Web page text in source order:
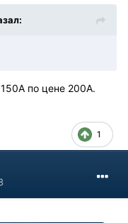
150А по цене 200А.
1